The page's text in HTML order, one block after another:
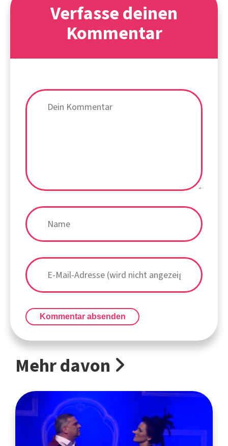
Verfasse deinen
Kommentar
Kommentar absenden
Mehr davon